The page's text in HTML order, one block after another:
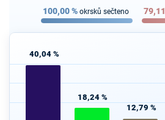
100,00% okrsků sečteno 79,11
40,04 %
18,24 %
12,79 %